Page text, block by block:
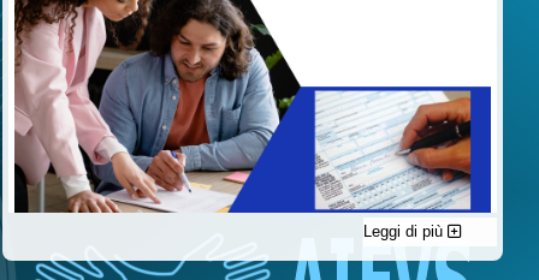
C'è un modo di contribuire alle attività dell’A.I.F.V.S. a favore
delle vittime della strada e per dare giustizia ai superstiti ed ai
Leggi di più